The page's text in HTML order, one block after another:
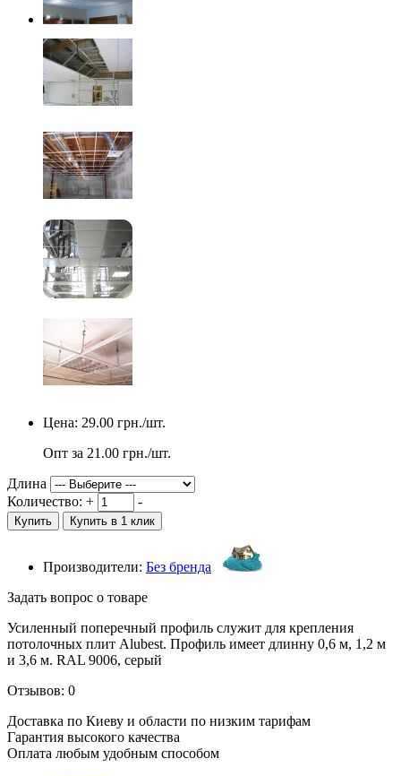
Цена: 29.00 грн./шт.
Опт за 21.00 грн./шт.
Длина
Количество: + -
Купить Купить в 1 клик
Производители: Без бренда
Задать вопрос о товаре
Усиленный поперечный профиль служит для крепления
потолочных плит Alubest. Профиль имеет длинну 0,6 м, 1,2 м
и 3,6 м. RAL 9006, серый
Отзывов: 0
Доставка по Киеву и области по низким тарифам
Гарантия высокого качества
Оплата любым удобным способом